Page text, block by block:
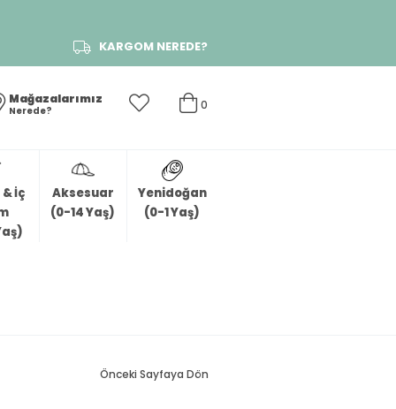
KARGOM NEREDE?
0
Mağazalarımız
Nerede?
İç
Aksesuar
(0-14 Yaş)
Yenidoğan
(0-1 Yaş)
Önceki Sayfaya Dön